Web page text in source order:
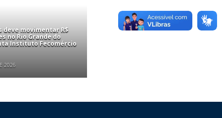
deve movimentar R$
no Rio Grande do
Instituto Fecomércio
2026